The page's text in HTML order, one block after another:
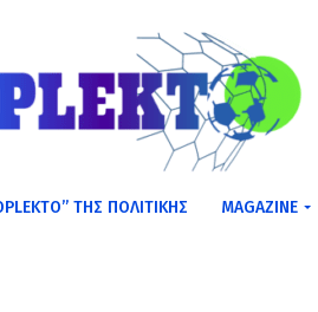
ΤΗΣ ΠΟΛΙΤΙΚΗΣ MAGAZINE